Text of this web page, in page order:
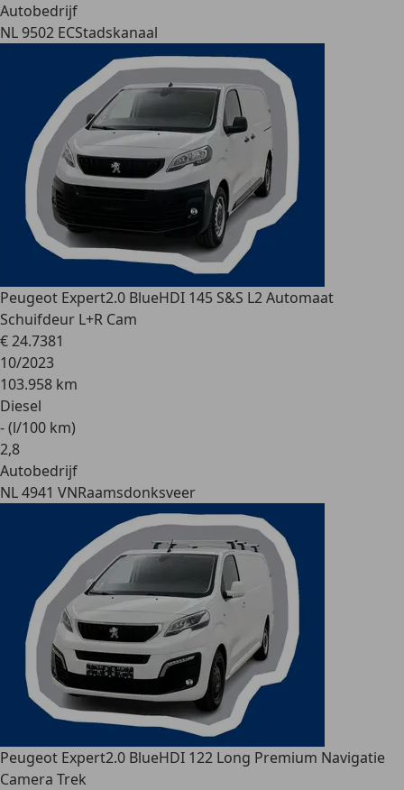
Autobedrijf
NL 9502 ECStadskanaal
Peugeot Expert2.0 BlueHDI 145 S&S L2 Automaat
Schuifdeur L+R Cam
€ 24.7381
10/2023
103.958 km
Diesel
- (l/100 km)
2,8
Autobedrijf
NL 4941 VNRaamsdonksveer
Peugeot Expert2.0 BlueHDI 122 Long Premium Navigatie
Camera Trek